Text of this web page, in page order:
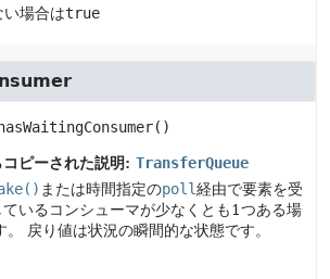
い場合はtrue
hasWaitingConsumer()
ピーされた説明: TransferQueue
または時間指定のpoll経由で要素を受
いるコンシューマが少なくとも1つある場
戻り値は状況の瞬間的な状態です。